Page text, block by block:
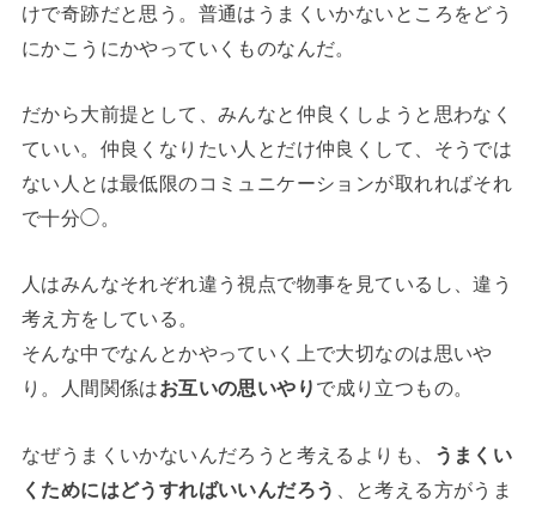
けで奇跡だと思う。普通はうまくいかないところをどう
にかこうにかやっていくものなんだ。
だから大前提として、みんなと仲良くしようと思わなく
ていい。仲良くなりたい人とだけ仲良くして、そうでは
ない人とは最低限のコミュニケーションが取れればそれ
で十分◯。
人はみんなそれぞれ違う視点で物事を見ているし、違う
考え方をしている。
そんな中でなんとかやっていく上で大切なのは思いや
り。人間関係はお互いの思いやり で成り立つもの。
なぜうまくいかないんだろうと考えるよりも、
うまくい
くためにはどうすればいいんだろう
、と考える方がうま